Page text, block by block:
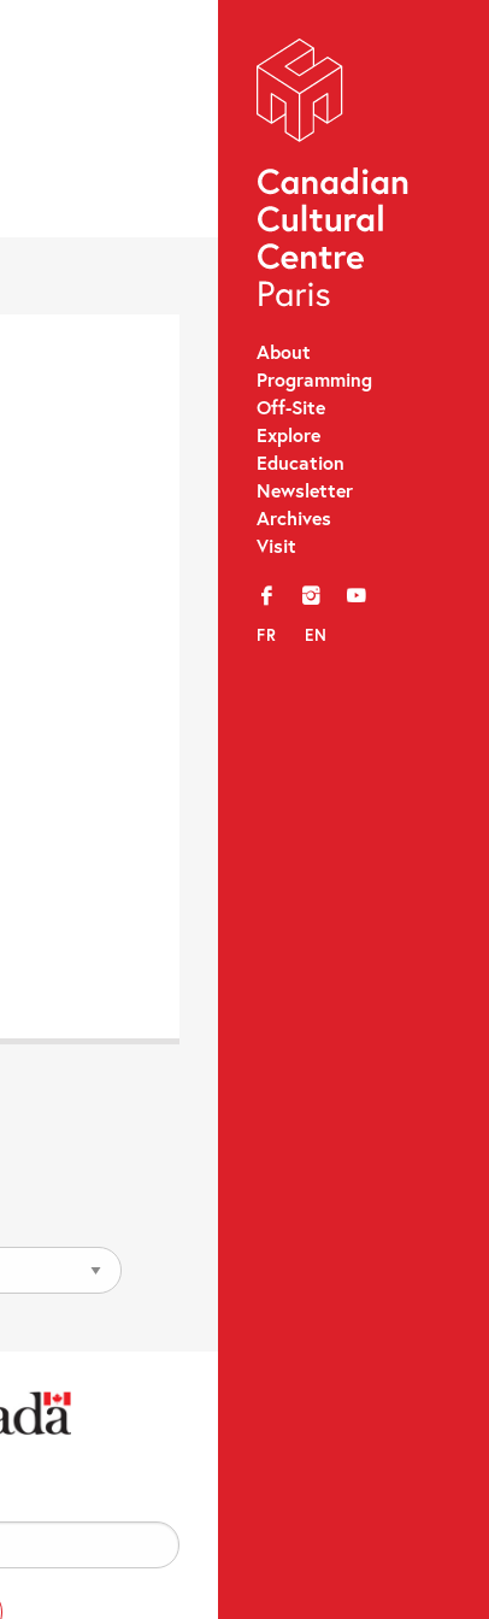
About
Programming
Off-Site
Explore
Education
Newsletter
Archives
Visit
f i y
FR EN